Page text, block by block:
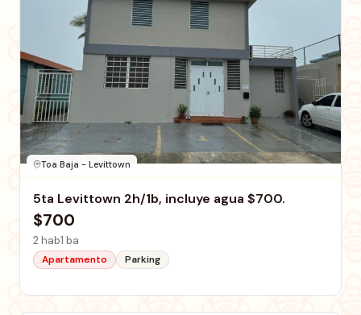
Toa Baja - Levittown
5ta Levittown 2h/1b, incluye agua $700.
$700
2 hab1 ba
Apartamento Parking
Cayey